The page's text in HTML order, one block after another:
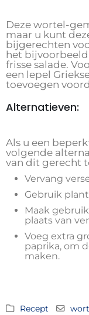
Deze wortel-
maar u kunt
bijgerechten
het
frisse salade.
een lepel
toevoegen
Alternatieven:
Als u een
volgende
van dit gerecht
Vervang
Gebruik
Maak
plaats van
Voeg extra
paprika, om
maken.
Recept